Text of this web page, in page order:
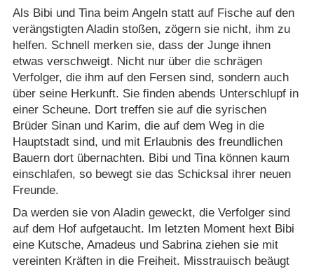
Als Bibi und Tina beim Angeln statt auf Fische auf den
verängstigten Aladin stoßen, zögern sie nicht, ihm zu
helfen. Schnell merken sie, dass der Junge ihnen
etwas verschweigt. Nicht nur über die schrägen
Verfolger, die ihm auf den Fersen sind, sondern auch
über seine Herkunft. Sie finden abends Unterschlupf in
einer Scheune. Dort treffen sie auf die syrischen
Brüder Sinan und Karim, die auf dem Weg in die
Hauptstadt sind, und mit Erlaubnis des freundlichen
Bauern dort übernachten. Bibi und Tina können kaum
einschlafen, so bewegt sie das Schicksal ihrer neuen
Freunde.
Da werden sie von Aladin geweckt, die Verfolger sind
auf dem Hof aufgetaucht. Im letzten Moment hext Bibi
eine Kutsche, Amadeus und Sabrina ziehen sie mit
vereinten Kräften in die Freiheit. Misstrauisch beäugt